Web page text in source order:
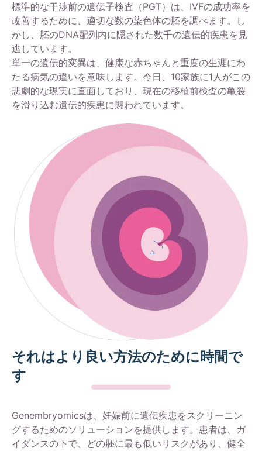
標準的な干渉前の遺伝子検査（PGT）は、IVFの成功率を
改善するために、適切な数の染色体の胚を調べます。し
かし、胚のDNA配列内に隠された数千の遺伝的疾患を見
逃しています。
単一の遺伝的変異は、健康な赤ちゃんと重度の生涯にわ
たる病気の違いを意味します。今日、10家族に1人がこの
悲劇的な現実に直面しており、現在の移植前検査の亀裂
を滑り込む遺伝的疾患に襲われています。
それはより良い方法のために時間で
す
Genembryomicsは、妊娠前に遺伝疾患をスクリーニン
グするためのソリューションを提供します。患者は、ガ
イダンスの下で、どの胚に最も低いリスクがあり、健全